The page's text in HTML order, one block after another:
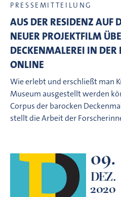
PRESSEMITTEILUNG
AUS DER RESIDENZ AUF
NEUER PROJEKTFILM
DECKENMALEREI IN
ONLINE
Wie erlebt und erschließt man
Museum ausgestellt werden
Corpus der barocken
stellt die Arbeit der
09.
DEZ.
2020